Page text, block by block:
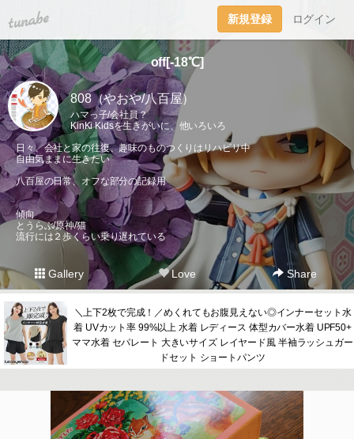
tuna.be 新規登録 ログイン
off[-18℃]
808（やおや/八百屋）
ハマっ子/会社員？
KinKi Kidsを生きがいに、他いろいろ
日々、会社と家の往復、趣味のものつくりはリハビリ中
自由気ままに生きたい
八百屋の日常、オフな部分の記録用
傾向
とうらぶ/原神/猫
流行には２歩くらい乗り遅れている
Gallery Love Share
＼上下2枚で完成！／めくれてもお腹見えない◎インナーセット水
着 UVカット率 99%以上 水着 レディース 体型カバー水着 UPF50+
ママ水着 セパレート 大きいサイズ レイヤード風 半袖ラッシュガー
ドセット ショートパンツ